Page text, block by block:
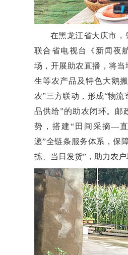
在黑龙江省大庆市，
联合省电视台《新闻夜
场，开展助农直播，将
生等农产品及特色大鹅
农”三方联动，形成“物流
品供给”的助农闭环。邮
势，搭建“田间采摘—
递”全链条服务体系，保
拣、当日发货”，助力农户